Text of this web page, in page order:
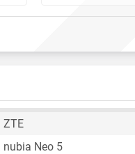
ZTE
nubia Neo 5